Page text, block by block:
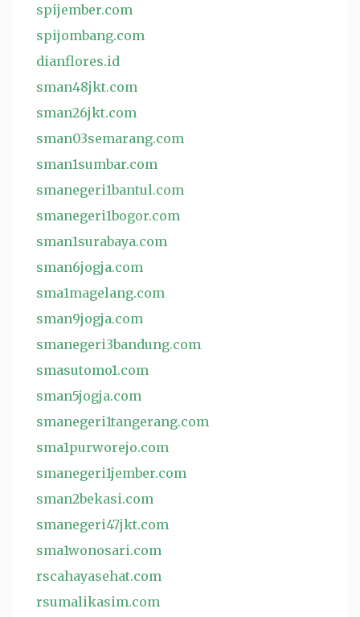
spijember.com
spijombang.com
dianflores.id
sman48jkt.com
sman26jkt.com
sman03semarang.com
sman1sumbar.com
smanegeri1bantul.com
smanegeri1bogor.com
sman1surabaya.com
sman6jogja.com
sma1magelang.com
sman9jogja.com
smanegeri3bandung.com
smasutomo1.com
sman5jogja.com
smanegeri1tangerang.com
sma1purworejo.com
smanegeri1jember.com
sman2bekasi.com
smanegeri47jkt.com
sma1wonosari.com
rscahayasehat.com
rsumalikasim.com